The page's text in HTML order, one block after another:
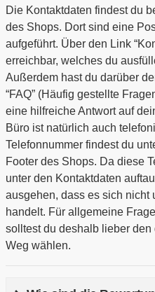
Die Kontaktdaten findest du
des Shops. Dort sind eine
aufgeführt. Über den Link
erreichbar, welches du
Außerdem hast du darüber
“FAQ” (Häufig gestellte
eine hilfreiche Antwort auf
Büro ist natürlich auch
Telefonnummer findest du
Footer des Shops. Da diese
unter den Kontaktdaten
ausgehen, dass es sich nicht
handelt. Für allgemeine
solltest du deshalb lieber
Weg wählen.